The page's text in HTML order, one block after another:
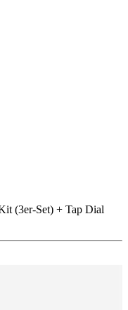
(3er-Set) + Tap Dial